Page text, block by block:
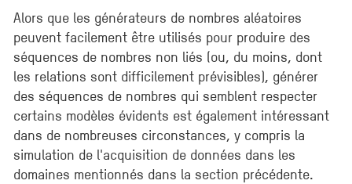
Alors que les générateurs de nombres aléatoires
peuvent facilement être utilisés pour produire des
séquences de nombres non liés (ou, du moins, dont
les relations sont difficilement prévisibles), générer
des séquences de nombres qui semblent respecter
certains modèles évidents est également intéressant
dans de nombreuses circonstances, y compris la
simulation de l'acquisition de données dans les
domaines mentionnés dans la section précédente.